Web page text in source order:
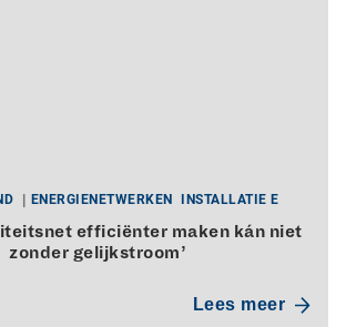
ENERGIENETWERKEN INSTALLATIE E
efficiënter maken kán niet
zonder gelijkstroom’
Lees meer